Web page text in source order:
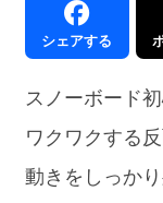
シェアする
スノーボード
ワクワクする
動きをしっか